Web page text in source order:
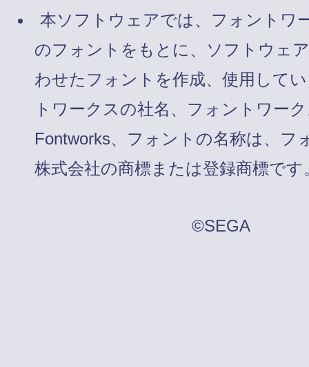
本ソフトウェアでは、フォントワ
のフォントをもとに、ソフトウェ
わせたフォントを作成、使用して
トワークスの社名、フォントワー
Fontworks、フォントの名称は、フ
株式会社の商標または登録商標です
©SEGA